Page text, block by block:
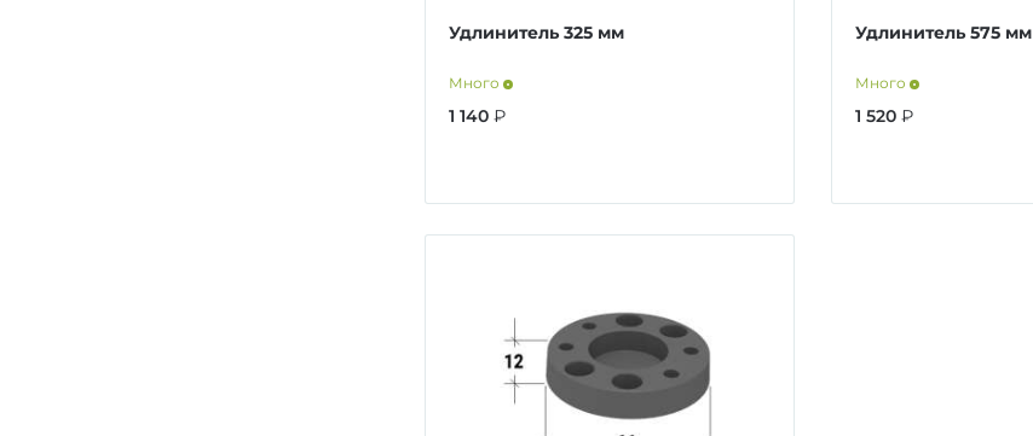
Удлинитель 325 мм
Много
1 140 ₽
Удлинитель 575 мм
Много
1 520 ₽